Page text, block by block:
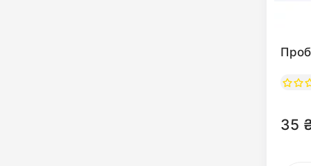
35